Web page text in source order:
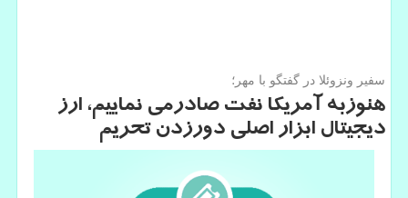
سفیر ونزوئلا در گفتگو با مهر؛
هنوزبه آمریكا نفت صادرمی نماییم، ارز
دیجیتال ابزار اصلی دورزدن تحریم